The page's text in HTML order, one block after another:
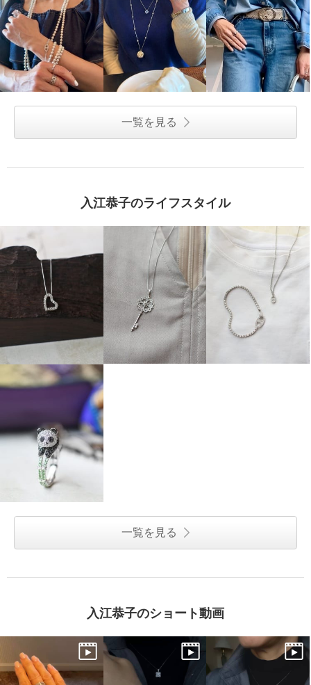
一覧を見る
入江恭子のライフスタイル
一覧を見る
入江恭子のショート動画